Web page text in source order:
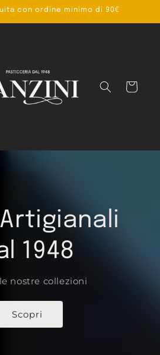
con ordine minimo di 90€
Carrello
1948
nostre collezioni
Scopri